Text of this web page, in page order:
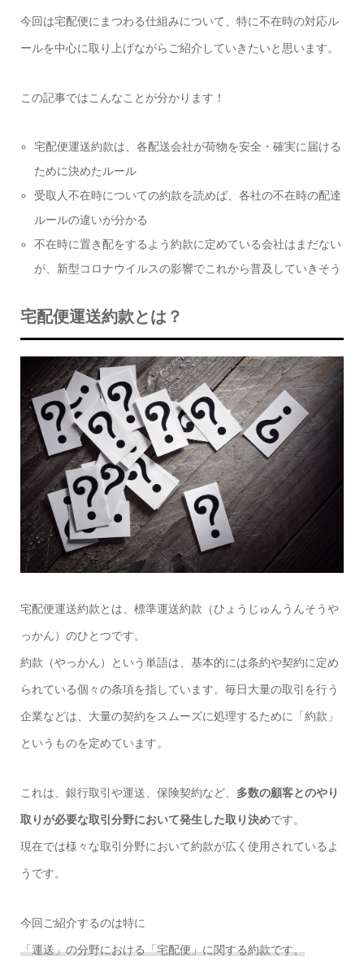
今回は宅配便にまつわる仕組みについて、特に不在時の対応ル
ールを中心に取り上げながらご紹介していきたいと思います。
この記事ではこんなことが分かります！
宅配便運送約款は、各配送会社が荷物を安全・確実に届ける
ために決めたルール
受取人不在時についての約款を読めば、各社の不在時の配達
ルールの違いが分かる
不在時に置き配をするよう約款に定めている会社はまだない
が、新型コロナウイルスの影響でこれから普及していきそう
宅配便運送約款とは？
宅配便運送約款とは、標準運送約款（ひょうじゅんうんそうや
っかん）のひとつです。
約款（やっかん）という単語は、基本的には条約や契約に定め
られている個々の条項を指しています。毎日大量の取引を行う
企業などは、大量の契約をスムーズに処理するために「約款」
というものを定めています。
これは、銀行取引や運送、保険契約など、 多数の顧客とのやり
取りが必要な取引分野において発生した取り決めです。
現在では様々な取引分野において約款が広く使用されているよ
うです。
今回ご紹介するのは特に
「運送」の分野における「宅配便」に関する約款です。